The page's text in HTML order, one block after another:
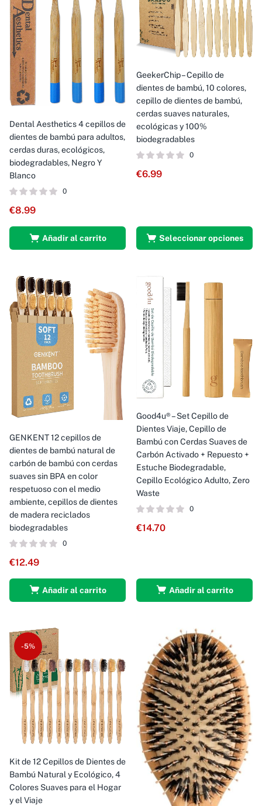
Dental Aesthetics 4 cepillos de
dientes de bambú para adultos,
cerdas duras, ecológicos,
biodegradables, Negro Y
Blanco
0
€8.99
Añadir al carrito
GeekerChip – Cepillo de
dientes de bambú, 10 colores,
cepillo de dientes de bambú,
cerdas suaves naturales,
ecológicas y 100%
biodegradables
0
€6.99
Seleccionar opciones
GENKENT 12 cepillos de
dientes de bambú natural de
carbón de bambú con cerdas
suaves sin BPA en color
respetuoso con el medio
ambiente, cepillos de dientes
de madera reciclados
biodegradables
0
€12.49
Añadir al carrito
Good4u® – Set Cepillo de
Dientes Viaje, Cepillo de
Bambú con Cerdas Suaves de
Carbón Activado + Repuesto +
Estuche Biodegradable,
Cepillo Ecológico Adulto, Zero
Waste
0
€14.70
Añadir al carrito
-5%
Kit de 12 Cepillos de Dientes de
Bambú Natural y Ecológico, 4
Colores Suaves para el Hogar
y el Viaje